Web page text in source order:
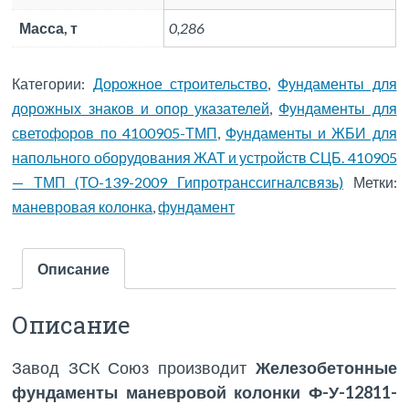
Масса, т 0,286
Категории: Дорожное строительство
Фундаменты для
дорожных знаков и опор указателей
Фундаменты для
светофоров по 4100905-ТМП Фундаменты и ЖБИ для
напольного оборудования ЖАТ и устройств СЦБ. 410905
— ТМП (ТО-139-2009 Гипротранссигналсвязь)
Метки:
маневровая колонка ,фундамент
Описание
Описание
Завод ЗСК Союз производит Железобетонные
фундаменты маневровой колонки Ф-У-12811-